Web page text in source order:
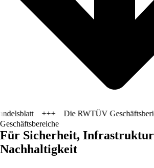
+++ Die RWTÜV Geschäftsberichte
Geschäftsbereiche
Für Sicherheit,
Nachhaltigkeit